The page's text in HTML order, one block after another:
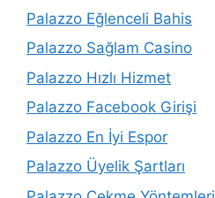
Palazzo Eğlenceli Bahis
Palazzo Sağlam Casino
Palazzo Hızlı Hizmet
Palazzo Facebook Girişi
Palazzo En İyi Espor
Palazzo Üyelik Şartları